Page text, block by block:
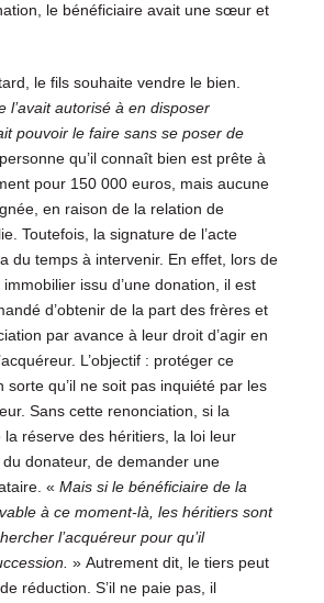
le bénéficiaire avait une sœur et
le fils souhaite vendre le bien.
l’avait autorisé à en disposer
pouvoir le faire sans se poser de
qu’il connaît bien est prête à
pour 150 000 euros, mais aucune
en raison de la relation de
Toutefois, la signature de l’acte
du temps à intervenir. En effet, lors de
immobilier issu d’une donation, il est
d’obtenir de la part des frères et
par avance à leur droit d’agir en
L’objectif : protéger ce
sorte qu’il ne soit pas inquiété par les
Sans cette renonciation, si la
réserve des héritiers, la loi leur
donateur, de demander une
« Mais si le bénéficiaire de la
à ce moment-là, les héritiers sont
l’acquéreur pour qu’il
» Autrement dit, le tiers peut
réduction. S’il ne paie pas, il